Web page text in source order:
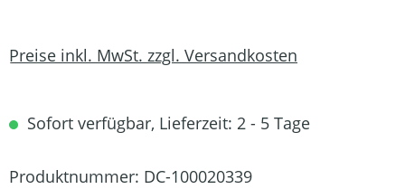
Preise inkl. MwSt. zzgl. Versandkosten
Sofort verfügbar, Lieferzeit: 2 - 5 Tage
Produktnummer: DC-100020339